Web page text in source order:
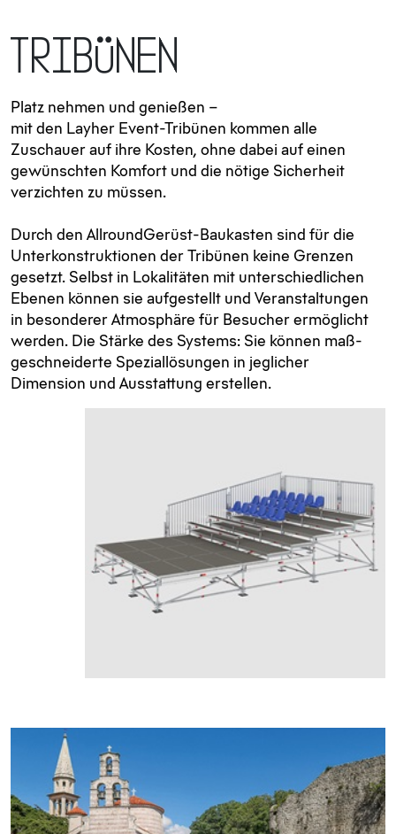
Tribünen
Platz nehmen und genießen –
mit den Layher Event-Tribünen kommen alle
Zuschauer auf ihre Kosten, ohne dabei auf einen
gewünschten Komfort und die nötige Sicher­heit
verzichten zu müssen.
Durch den AllroundGerüst-Baukasten sind für die
Unter­konstruk­tionen der Tribünen keine Grenzen
gesetzt. Selbst in Lokalitäten mit unter­schied­lichen
Ebenen können sie aufgestellt und Veran­staltungen
in besonderer Atmosphäre für Besucher ermöglicht
werden. Die Stärke des Systems: Sie können maß­
geschneiderte Spezial­lösungen in jeglicher
Dimension und Aus­stattung erstellen.